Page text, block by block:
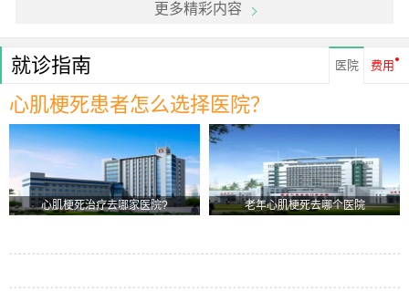
更多精彩内容
就诊指南 医院 费用
心肌梗死患者怎么选择医院？
心肌梗死治疗去哪家医院? 老年心肌梗死去哪个医院